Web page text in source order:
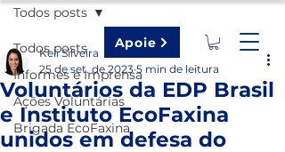
Apoie
Todos posts
Informes e Imprensa
Ações Voluntárias
Brigada EcoFaxina
Todos posts
Voluntários da EDP Brasil
e Instituto EcoFaxina
unidos em defesa do
Keli Silveira
25 de set. de 2023 5 min de leitura